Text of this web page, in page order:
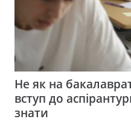
Не як на
вступ до
знати